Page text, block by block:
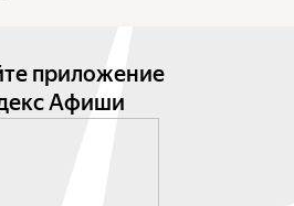
приложение
Афиши